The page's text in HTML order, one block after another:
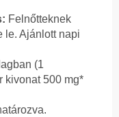
Felnőtteknek
le. Ajánlott napi
(1
kivonat 500 mg*